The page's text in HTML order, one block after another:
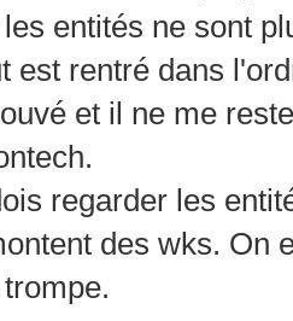
entités ne sont
est rentré dans
et il ne me
regarder les
des wks. On